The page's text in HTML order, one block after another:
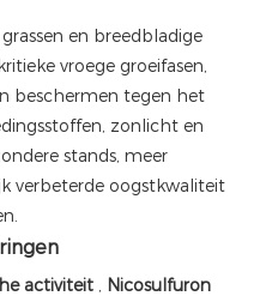
en breedbladige
vroege groeifasen,
beschermen tegen het
zonlicht en
stands, meer
verbeterde oogstkwaliteit
activiteit
Nicosulfuron